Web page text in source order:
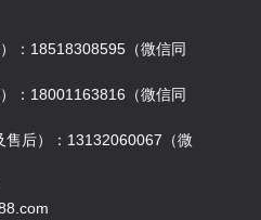
：18518308595（微信同
：18001163816（微信同
售后）：13132060067（微